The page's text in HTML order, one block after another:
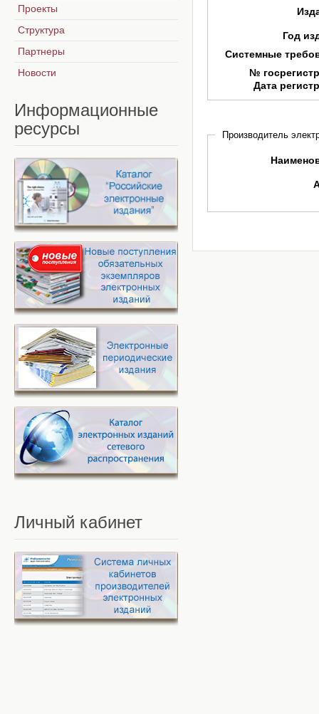
Год
Системные
№
Дата
Производитель
Проекты
Структура
Партнеры
Новости
Информационные
ресурсы
Личный кабинет